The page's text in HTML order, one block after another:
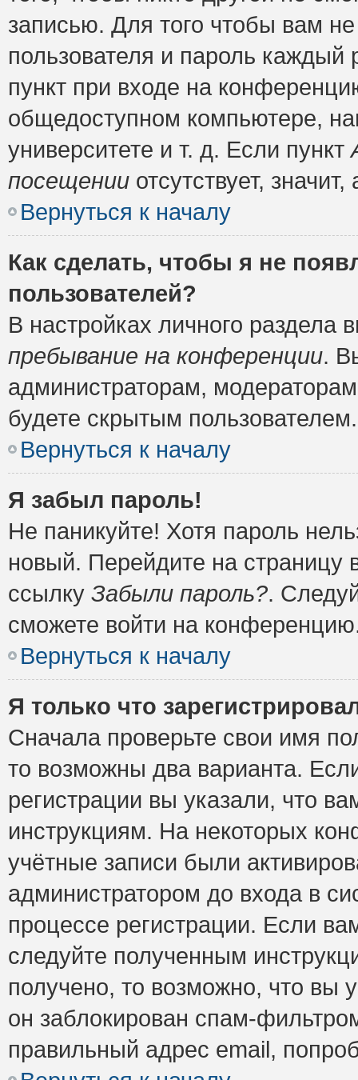
записью. Для того чтобы вам
пользователя и пароль
пункт при входе на
общедоступном компьютере,
университете и т. д. Если пункт
посещении отсутствует,
Вернуться к началу
Как сделать, чтобы я не
пользователей?
В настройках личного
пребывание на конференции.
администраторам,
будете скрытым пользователем.
Вернуться к началу
Я забыл пароль!
Не паникуйте! Хотя пароль
новый. Перейдите на
ссылку Забыли пароль?.
сможете войти на
Вернуться к началу
Я только что
Сначала проверьте свои имя
то возможны два варианта.
регистрации вы указали, что
инструкциям. На некоторых
учётные записи были
администратором до входа в
процессе регистрации. Если
следуйте полученным
получено, то возможно, что вы
он заблокирован спам-
правильный адрес email,